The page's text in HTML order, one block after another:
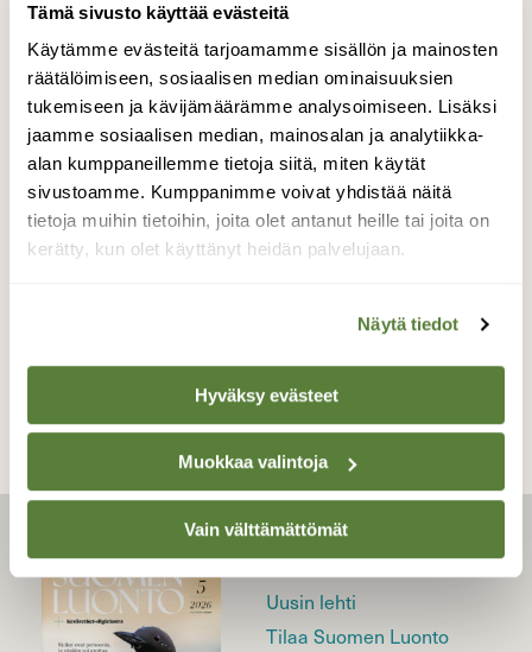
Tämä sivusto käyttää evästeitä
Käytämme evästeitä tarjoamamme sisällön ja mainosten
räätälöimiseen, sosiaalisen median ominaisuuksien
tukemiseen ja kävijämäärämme analysoimiseen. Lisäksi
jaamme sosiaalisen median, mainosalan ja analytiikka-
alan kumppaneillemme tietoja siitä, miten käytät
sivustoamme. Kumppanimme voivat yhdistää näitä
tietoja muihin tietoihin, joita olet antanut heille tai joita on
kerätty, kun olet käyttänyt heidän palvelujaan.
Näytä tiedot
Hyväksy evästeet
Muokkaa valintoja
Vain välttämättömät
Marraskuinen kukkija...
...pieni lumisadekaan ei tätä kukkaa
lannistanut, kukkii edelleen ja tekee nuppuja.
Valokuvaaja: Arja Valtonen, Mukkula, Lahti
20.11.2020
TAKAISIN LISTAAN
LEHTI
Uusin lehti
Tilaa Suomen Luonto